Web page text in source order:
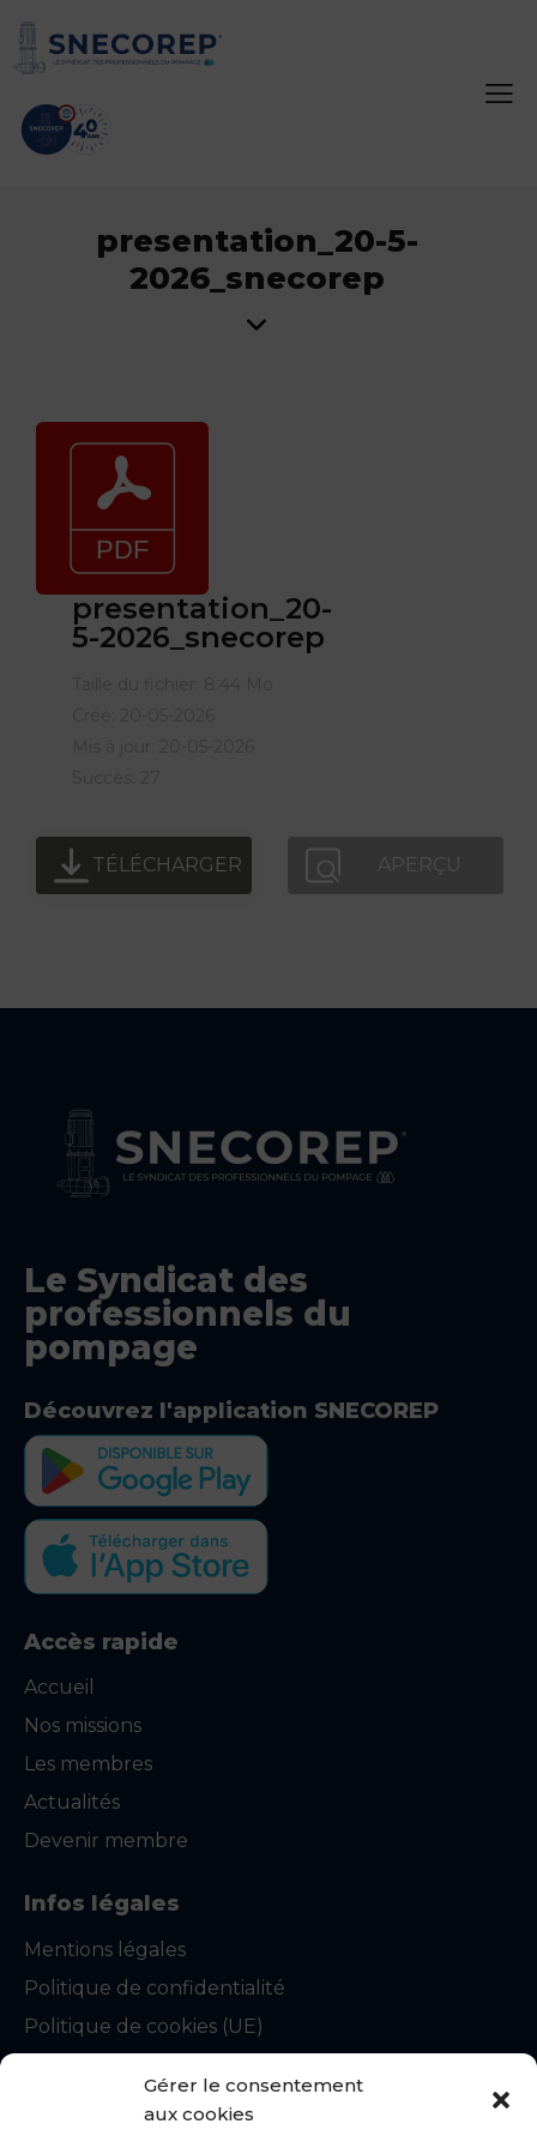
Gérer le consentement
aux cookies
presentation_20-5-
2026_snecorep
presentation_20-
5-2026_snecorep
TÉLÉCHARGER APERÇU
Le Syndicat des
professionnels du
pompage
Découvrez l'application SNECOREP
Accès rapide
Accueil
Nos missions
Les membres
Actualités
Devenir membre
Infos légales
Mentions légales
Politique de confidentialité
Politique de cookies (UE)